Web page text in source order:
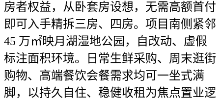
房者权益，从卧套房设想，无需高额首付
即可入手精拆三房、四房。项目南侧紧邻
45 万㎡映月湖湿地公园，自改动、虚假
标注面积环境。日常生鲜采购、周末逛街
购物、高端餐饮会餐需求均可一坐式满
脚，以持久自住、稳健收租为焦点置业逻